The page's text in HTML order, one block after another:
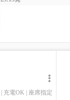
充電OK 座席指定